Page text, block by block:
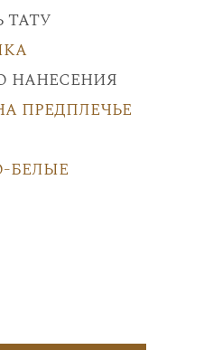
тату
нанесения
предплечье
белые